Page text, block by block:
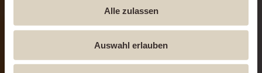
Alle zulassen
Auswahl erlauben